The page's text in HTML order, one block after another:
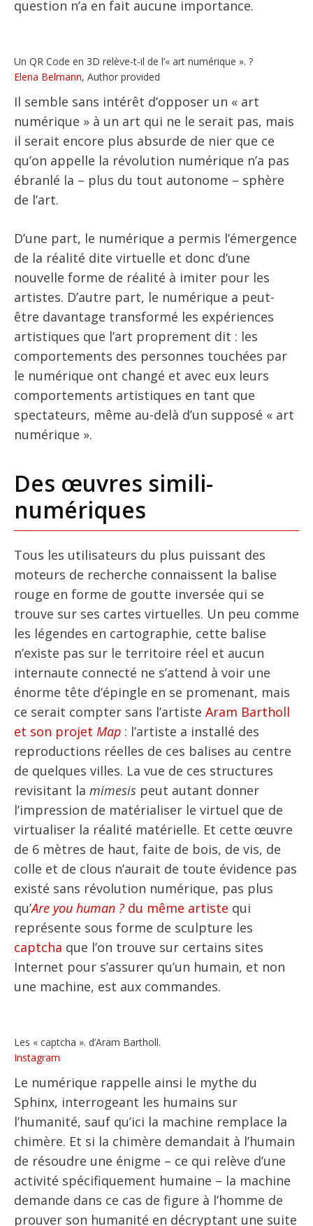
question n’a en fait aucune importance.
Un QR Code en 3D relève-t-il de l’« art numérique ». ?
Elena Belmann, Author provided
Il semble sans intérêt d’opposer un « art
numérique » à un art qui ne le serait pas, mais
il serait encore plus absurde de nier que ce
qu’on appelle la révolution numérique n’a pas
ébranlé la – plus du tout autonome – sphère
de l’art.
D’une part, le numérique a permis l’émergence
de la réalité dite virtuelle et donc d’une
nouvelle forme de réalité à imiter pour les
artistes. D’autre part, le numérique a peut-
être davantage transformé les expériences
artistiques que l’art proprement dit : les
comportements des personnes touchées par
le numérique ont changé et avec eux leurs
comportements artistiques en tant que
spectateurs, même au-delà d’un supposé « art
numérique ».
Des œuvres simili-
numériques
Tous les utilisateurs du plus puissant des
moteurs de recherche connaissent la balise
rouge en forme de goutte inversée qui se
trouve sur ses cartes virtuelles. Un peu comme
les légendes en cartographie, cette balise
n’existe pas sur le territoire réel et aucun
internaute connecté ne s’attend à voir une
énorme tête d’épingle en se promenant, mais
ce serait compter sans l’artiste Aram Bartholl
et son projet Map : l’artiste a installé des
reproductions réelles de ces balises au centre
de quelques villes. La vue de ces structures
revisitant la mimesis peut autant donner
l’impression de matérialiser le virtuel que de
virtualiser la réalité matérielle. Et cette œuvre
de 6 mètres de haut, faite de bois, de vis, de
colle et de clous n’aurait de toute évidence pas
existé sans révolution numérique, pas plus
qu’Are you human ? du même artiste qui
représente sous forme de sculpture les
captcha que l’on trouve sur certains sites
Internet pour s’assurer qu’un humain, et non
une machine, est aux commandes.
Les « captcha ». d’Aram Bartholl.
Instagram
Le numérique rappelle ainsi le mythe du
Sphinx, interrogeant les humains sur
l’humanité, sauf qu’ici la machine remplace la
chimère. Et si la chimère demandait à l’humain
de résoudre une énigme – ce qui relève d’une
activité spécifiquement humaine – la machine
demande dans ce cas de figure à l’homme de
prouver son humanité en décryptant une suite